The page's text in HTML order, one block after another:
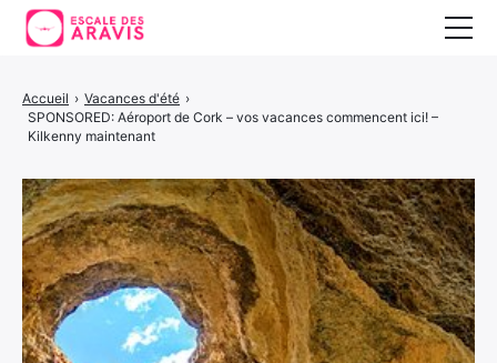
Accueil › Vacances d'été ›
SPONSORED: Aéroport de Cork – vos vacances commencent ici! –
Kilkenny maintenant
Vacances d’été
Vacances en Espagne